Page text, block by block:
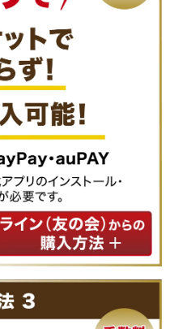
ちら
、カートに入れる